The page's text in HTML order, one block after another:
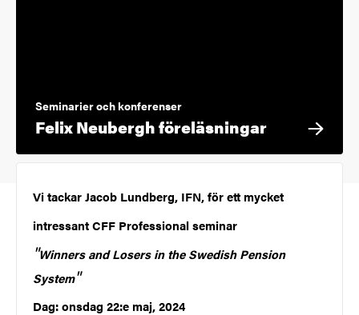
Seminarier och konferenser
Felix Neubergh föreläsningar
Vi tackar Jacob Lundberg, IFN, för ett mycket
intressant CFF Professional seminar
"Winners and Losers in the Swedish Pension
System"
Dag: onsdag 22:e maj, 2024